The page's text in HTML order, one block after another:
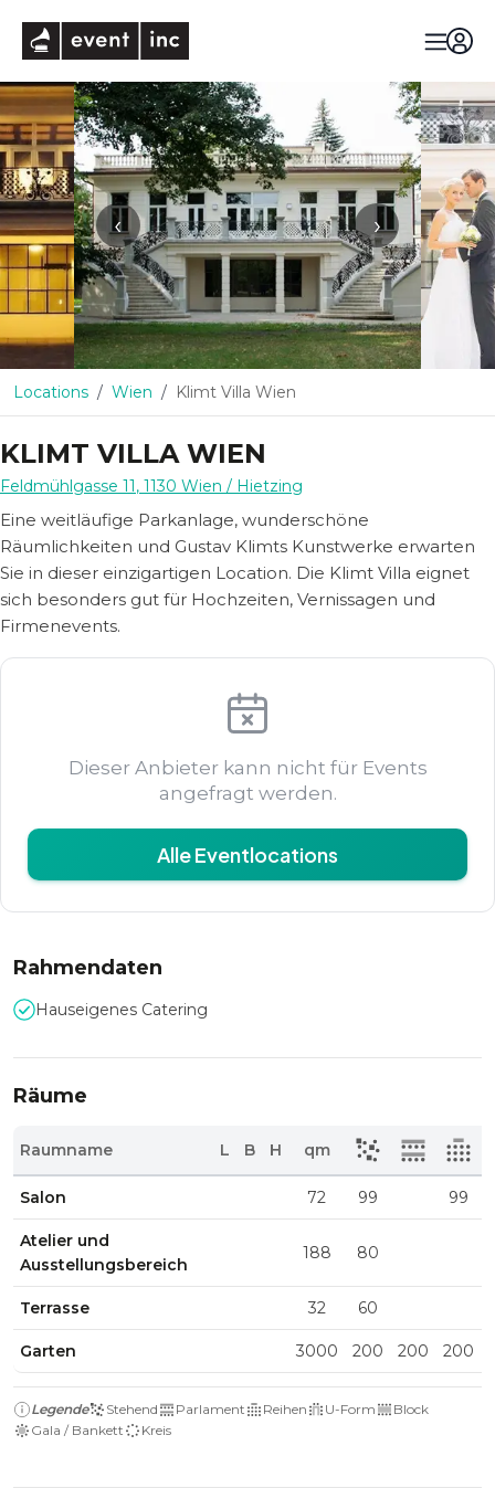
‹ ›
Locations Wien Klimt Villa Wien
KLIMT VILLA WIEN
Feldmühlgasse 11, 1130 Wien / Hietzing
Eine weitläufige Parkanlage, wunderschöne
Räumlichkeiten und Gustav Klimts Kunstwerke erwarten
Sie in dieser einzigartigen Location. Die Klimt Villa eignet
sich besonders gut für Hochzeiten, Vernissagen und
Firmenevents.
Dieser Anbieter kann nicht für Events
angefragt werden.
Alle Eventlocations
Rahmendaten
Hauseigenes Catering
Räume
Raumname L B H qm
Salon 72 99 99
Atelier und
Ausstellungsbereich
188 80
Terrasse 32 60
Garten 3000 200 200 200
Legende Stehend Parlament Reihen U-Form
Block
Gala / Bankett
Kreis